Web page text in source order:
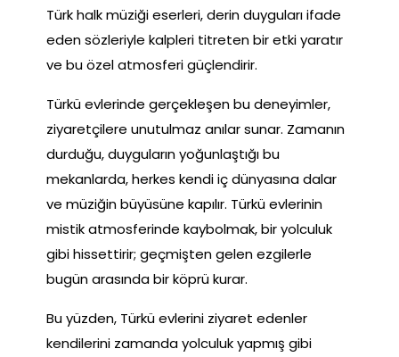
Türk halk müziği eserleri, derin duyguları ifade
eden sözleriyle kalpleri titreten bir etki yaratır
ve bu özel atmosferi güçlendirir.
Türkü evlerinde gerçekleşen bu deneyimler,
ziyaretçilere unutulmaz anılar sunar. Zamanın
durduğu, duyguların yoğunlaştığı bu
mekanlarda, herkes kendi iç dünyasına dalar
ve müziğin büyüsüne kapılır. Türkü evlerinin
mistik atmosferinde kaybolmak, bir yolculuk
gibi hissettirir; geçmişten gelen ezgilerle
bugün arasında bir köprü kurar.
Bu yüzden, Türkü evlerini ziyaret edenler
kendilerini zamanda yolculuk yapmış gibi